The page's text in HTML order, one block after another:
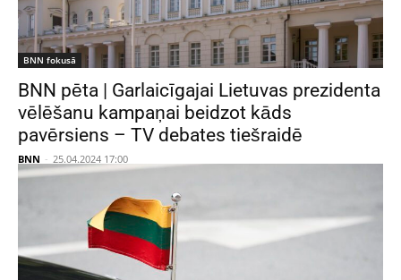
BNN fokusā
BNN pēta | Garlaicīgajai Lietuvas prezidenta
vēlēšanu kampaņai beidzot kāds
pavērsiens – TV debates tiešraidē
BNN - 25.04.2024 17:00